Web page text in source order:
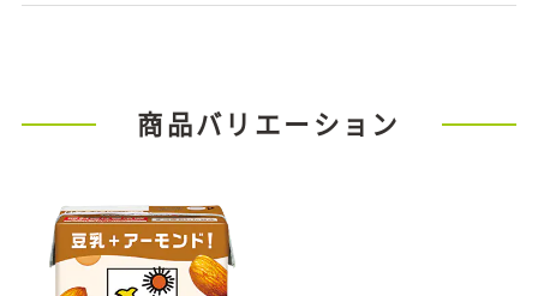
商品バリエーション